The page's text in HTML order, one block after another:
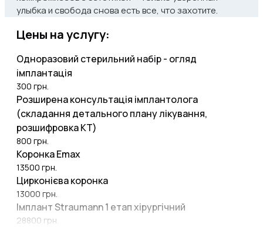
улыбка и свобода снова есть все, что захотите.
Цены на услугу:
Одноразовий стерильний набір - огляд
імплантація
300 грн.
Розширена консультація імплантолога
(складання детального плану лікування,
розшифровка КТ)
800 грн.
Коронка Emax
13500 грн.
Цирконієва коронка
13000 грн.
Імплант Straumann 1 етап хірургічний
28800 грн.